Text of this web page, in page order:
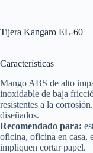
Tijera Kangaro EL-60
Características
Mango ABS de alto
inoxidable de baja
resistentes a la
diseñados.
Recomendado para:
oficina, oficina en casa,
impliquen cortar papel.